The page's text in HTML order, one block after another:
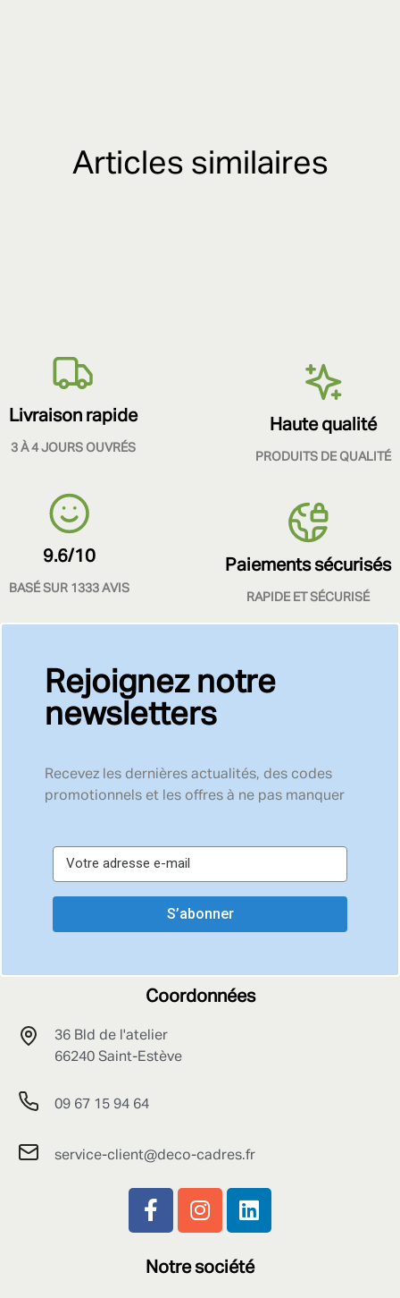
Articles similaires
Livraison rapide
3 À 4 JOURS OUVRÉS
Haute qualité
PRODUITS DE QUALITÉ
9.6/10
BASÉ SUR 1333 AVIS
Paiements sécurisés
RAPIDE ET SÉCURISÉ
Rejoignez notre
newsletters
Recevez les dernières actualités, des codes
promotionnels et les offres à ne pas manquer
S’abonner
Coordonnées
36 Bld de l'atelier
66240 Saint-Estève
09 67 15 94 64
service-client@deco-cadres.fr
Notre société